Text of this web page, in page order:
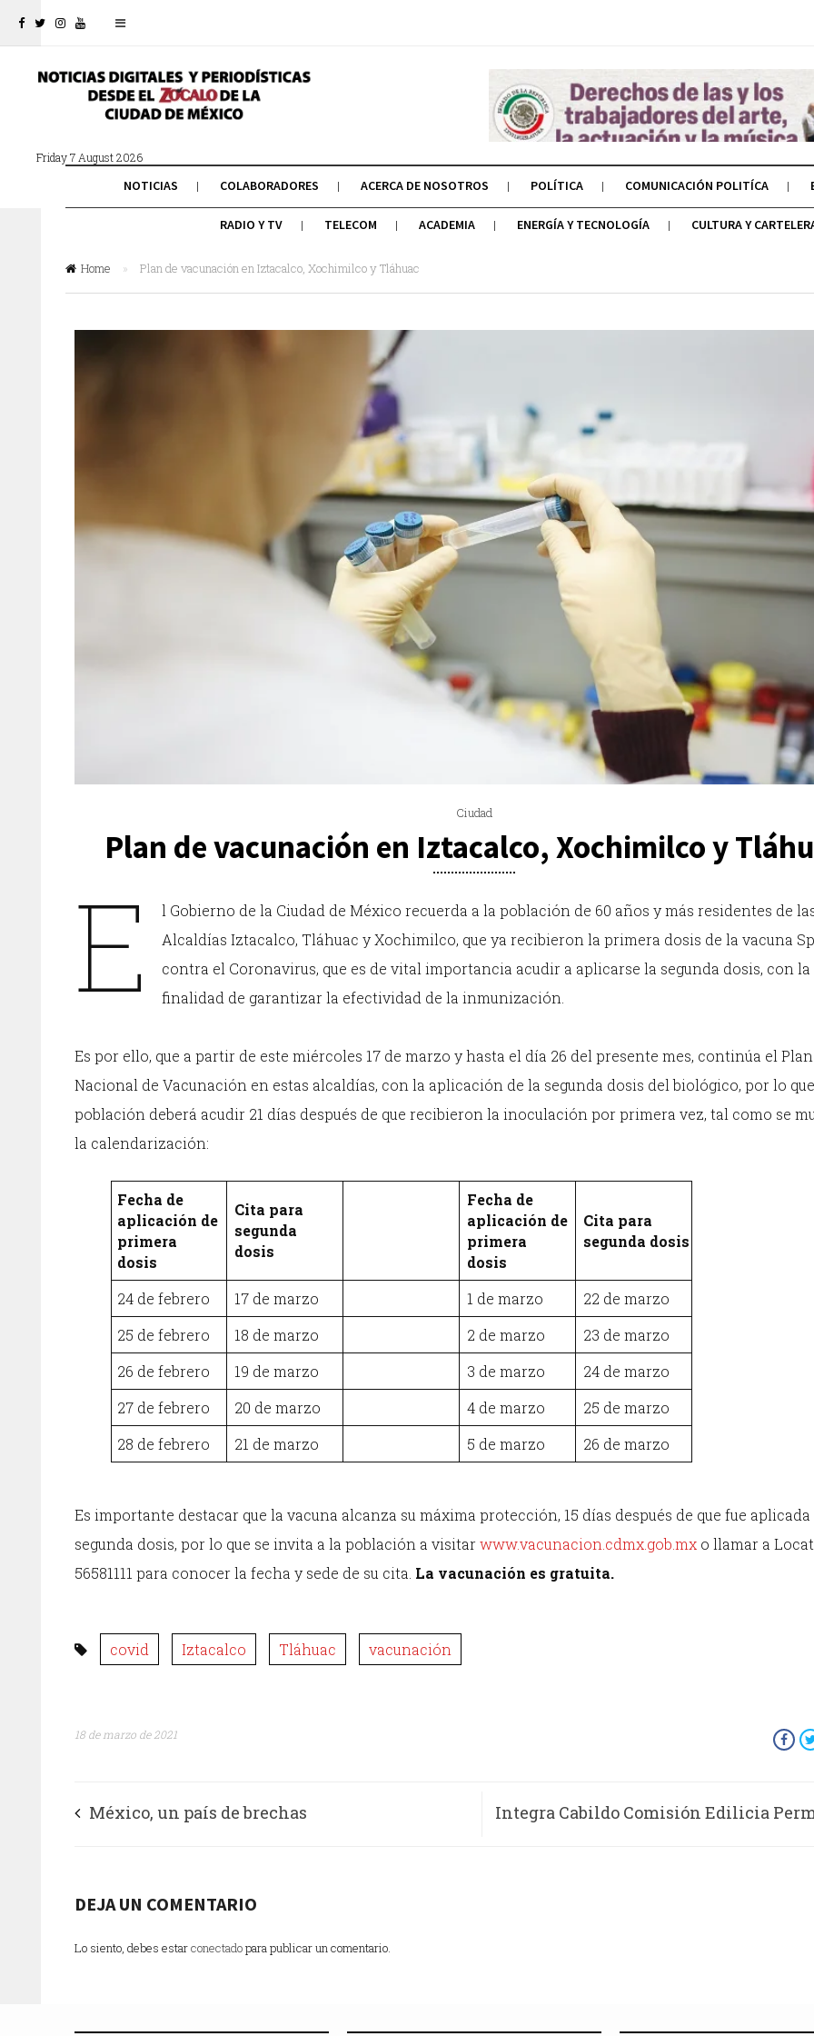
Friday 7 August 2026
NOTICIAS COLABORADORES ACERCA DE NOSOTROS POLÍTICA COMUNICACIÓN POLITÍCA
RADIO Y TV TELECOM ACADEMIA ENERGÍA Y TECNOLOGÍA CULTURA Y
Home » Plan de vacunación en Iztacalco, Xochimilco y Tláhuac
Ciudad
Plan de vacunación en Iztacalco, Xochimilco y
E
l Gobierno de la Ciudad de México recuerda a la población de 60 años y más residentes de
Alcaldías Iztacalco, Tláhuac y Xochimilco, que ya recibieron la primera dosis de la vacuna
contra el Coronavirus, que es de vital importancia acudir a aplicarse la segunda dosis, con la
finalidad de garantizar la efectividad de la inmunización.
Es por ello, que a partir de este miércoles 17 de marzo y hasta el día 26 del presente mes, continúa el Plan
Nacional de Vacunación en estas alcaldías, con la aplicación de la segunda dosis del biológico, por lo
población deberá acudir 21 días después de que recibieron la inoculación por primera vez, tal como se
la calendarización:
Fecha de
aplicación de
primera
dosis
Cita para
segunda
dosis
Fecha de
aplicación de
primera
dosis
Cita para
segunda dosis
24 de febrero 17 de marzo 1 de marzo
22 de marzo
25 de febrero
18 de marzo 2 de marzo
23 de marzo
26 de febrero
19 de marzo 3 de marzo
24 de marzo
27 de febrero
20 de marzo 4 de marzo
25 de marzo
28 de febrero
21 de marzo 5 de marzo 26 de marzo
Es importante destacar que la vacuna alcanza su máxima protección, 15 días después de que fue aplicada
segunda dosis, por lo que se invita a la población a visitarwww.vacunacion.cdmx.gob.mx o llamar a
56581111 para conocer la fecha y sede de su cita. La vacunación es gratuita.
covid Iztacalco Tláhuac vacunación
18 de marzo de 2021
México, un país de brechas Integra Cabildo Comisión Edilicia
DEJA UN COMENTARIO
Lo siento, debes estarconectadopara publicar un comentario.